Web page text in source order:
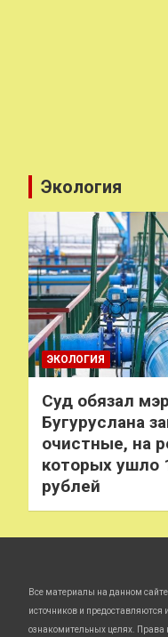
Экология
ЭКОЛОГИЯ
Суд обязал
Бугуруслана
очистные, на
которых ушло
рублей
Все материалы на данном
источников и предоставляются
ознакомительных целях.